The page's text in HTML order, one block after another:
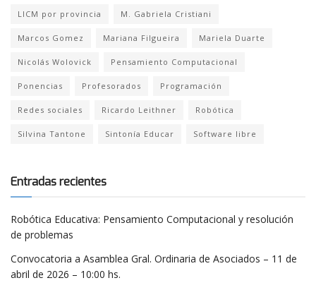
LICM por provincia M. Gabriela Cristiani
Marcos Gomez Mariana Filgueira Mariela Duarte
Nicolás Wolovick Pensamiento Computacional
Ponencias Profesorados Programación
Redes sociales Ricardo Leithner Robótica
Silvina Tantone Sintonía Educar Software libre
Entradas recientes
Robótica Educativa: Pensamiento Computacional y resolución
de problemas
Convocatoria a Asamblea Gral. Ordinaria de Asociados – 11 de
abril de 2026 – 10:00 hs.